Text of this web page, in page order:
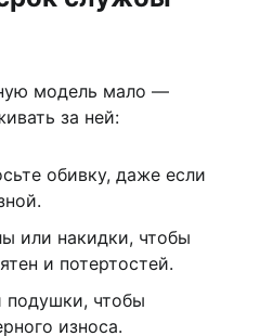
модель мало —
за ней:
обивку, даже если
или накидки, чтобы
и потертостей.
подушки, чтобы
износа.